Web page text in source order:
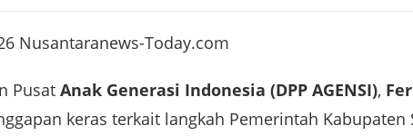
Nusantaranews-Today.com
Pusat Anak Generasi Indonesia (DPP AGENSI),
keras terkait langkah Pemerintah